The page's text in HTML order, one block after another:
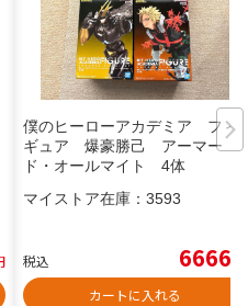
僕のヒーローアカデミア フィ
ギュア 爆豪勝己 アーマー
ド・オールマイト 4体
マイストア在庫： 3593
税込 6666
カートに入れる